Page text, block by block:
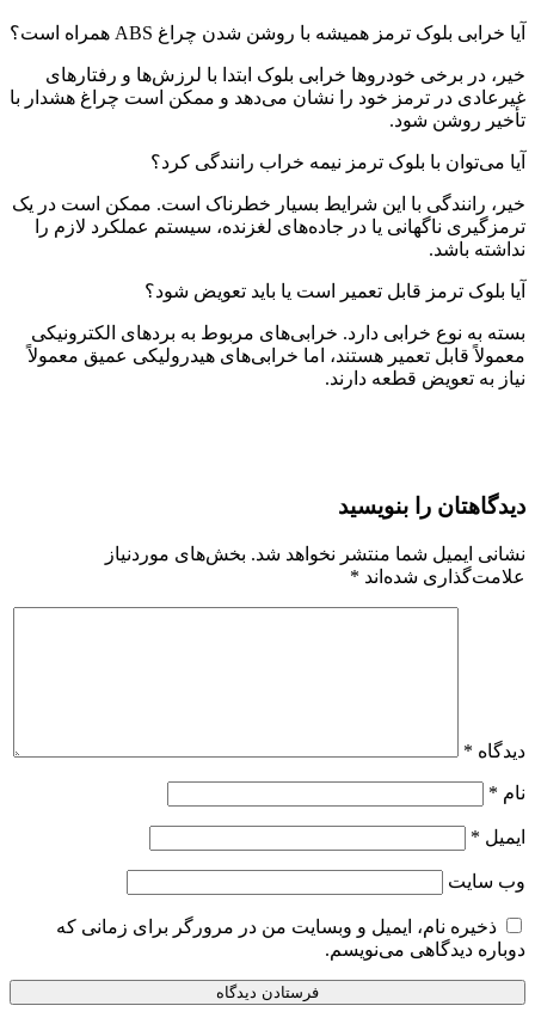
آیا خرابی بلوک ترمز همیشه با روشن شدن چراغ ABS همراه است؟
خیر، در برخی خودروها خرابی بلوک ابتدا با لرزش‌ها و رفتارهای
غیرعادی در ترمز خود را نشان می‌دهد و ممکن است چراغ هشدار با
تأخیر روشن شود.
آیا می‌توان با بلوک ترمز نیمه خراب رانندگی کرد؟
خیر، رانندگی با این شرایط بسیار خطرناک است. ممکن است در یک
ترمزگیری ناگهانی یا در جاده‌های لغزنده، سیستم عملکرد لازم را
نداشته باشد.
آیا بلوک ترمز قابل تعمیر است یا باید تعویض شود؟
بسته به نوع خرابی دارد. خرابی‌های مربوط به بردهای الکترونیکی
معمولاً قابل تعمیر هستند، اما خرابی‌های هیدرولیکی عمیق معمولاً
نیاز به تعویض قطعه دارند.
دیدگاهتان را بنویسید
نشانی ایمیل شما منتشر نخواهد شد. بخش‌های موردنیاز
علامت‌گذاری شده‌اند *
دیدگاه *
نام *
ایمیل *
وب‌ سایت
ذخیره نام، ایمیل و وبسایت من در مرورگر برای زمانی که
دوباره دیدگاهی می‌نویسم.